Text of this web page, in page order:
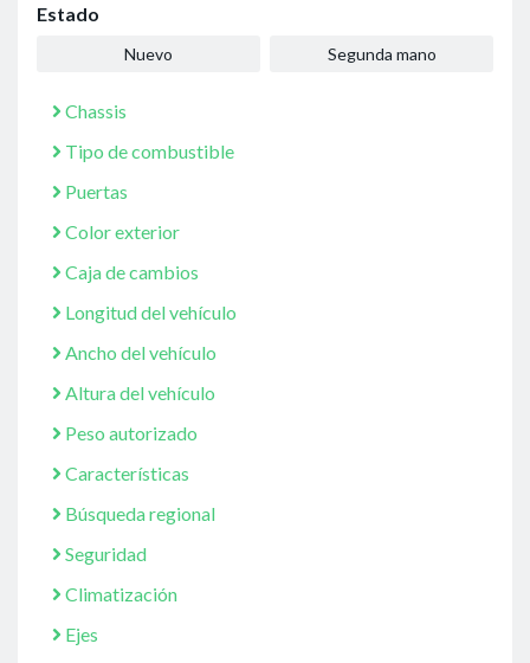
Estado
Nuevo Segunda mano
Chassis
Tipo de combustible
Puertas
Color exterior
Caja de cambios
Longitud del vehículo
Ancho del vehículo
Altura del vehículo
Peso autorizado
Características
Búsqueda regional
Seguridad
Climatización
Ejes